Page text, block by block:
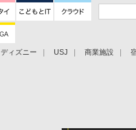
ディズニー USJ 商業施設